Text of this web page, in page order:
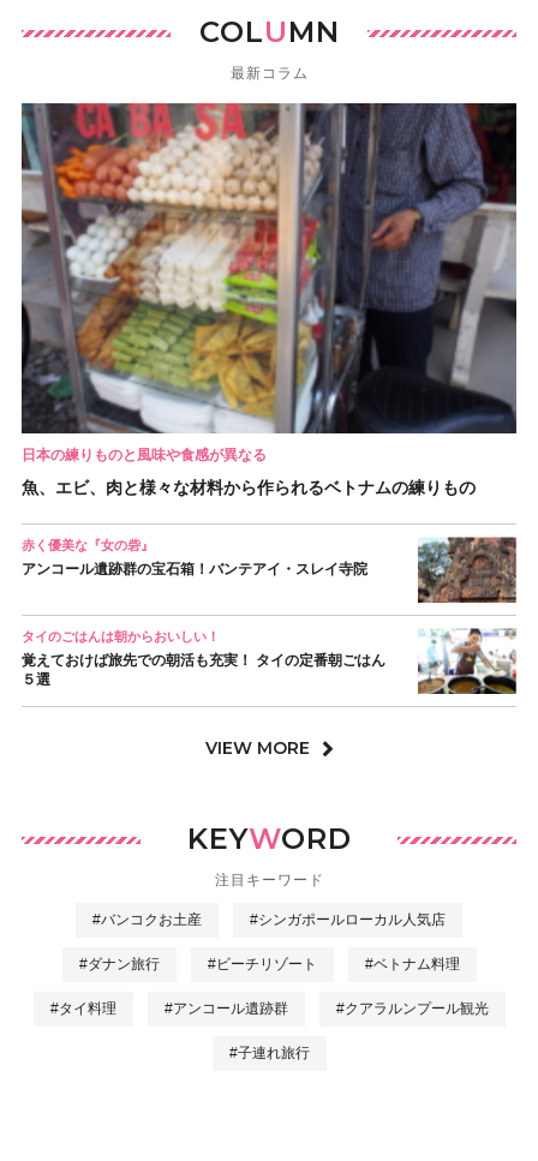
COLUMN
最新コラム
日本の練りものと風味や食感が異なる
魚、エビ、肉と様々な材料から作られるベトナムの練りもの
赤く優美な『女の砦』
アンコール遺跡群の宝石箱！バンテアイ・スレイ寺院
タイのごはんは朝からおいしい！
覚えておけば旅先での朝活も充実！ タイの定番朝ごはん
５選
VIEW MORE
KEYWORD
注目キーワード
#バンコクお土産 #シンガポールローカル人気店
#ダナン旅行 #ビーチリゾート #ベトナム料理
#タイ料理 #アンコール遺跡群 #クアラルンプール観光
#子連れ旅行